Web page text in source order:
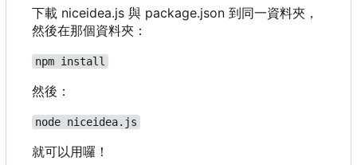
下載 niceidea.js 與 package.json 到同一資料夾，
然後在那個資料夾：
npm install
然後：
node niceidea.js
就可以用囉！